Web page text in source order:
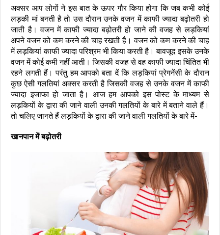
अक्सर आप लोगों ने इस बात के ऊपर गौर किया होगा कि जब कभी कोई
लड़की मां बनती है तो उस दौरान उनके वजन में काफी ज्यादा बढ़ोतरी हो
जाती है। वजन में काफी ज्यादा बढ़ोतरी हो जाने की वजह से लड़कियां
अपने वजन को कम करने की चाह रखती है। वजन को कम करने की चाह
में लड़कियां काफी ज्यादा परिश्रम भी किया करती है। बावजूद इसके उनके
वजन में कोई कमी नहीं आती। जिसकी वजह से वह काफी ज्यादा चिंतित भी
रहने लगती हैं। परंतु हम आपको बता दें कि लड़कियां प्रेगनेंसी के दौरान
कुछ ऐसी गलतियां अक्सर करती है जिसकी वजह से उनके वजन में काफी
ज्यादा इजाफा हो जाता है। आज हम आपको इस पोस्ट के माध्यम से
लड़कियों के द्वारा की जाने वाली उनकी गलतियों के बारे में बताने वाले हैं।
तो चलिए जानते हैं लड़कियों के द्वारा की जाने वाली गलतियों के बारे में-
खानपान में बढ़ोतरी